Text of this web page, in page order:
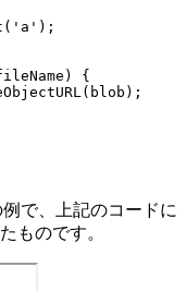
{
例で、上記のコードに
ものです。